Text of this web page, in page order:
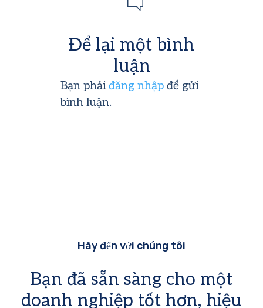
Để lại một bình
luận
Bạn phảiđăng nhập để gửi
bình luận.
Hãy đến với chúng tôi
Bạn đã sẵn sàng cho một
doanh nghiệp tốt hơn, hiệu